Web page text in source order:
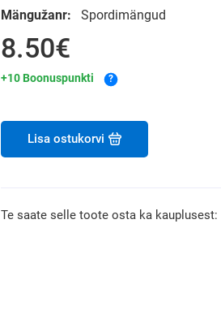
Mängužanr:
Spordimängud
8.50€
+10 Boonuspunkti ?
Lisa ostukorvi
Te saate selle toote osta ka kauplusest: